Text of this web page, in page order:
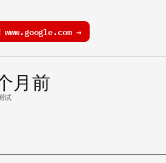
→
月前
试